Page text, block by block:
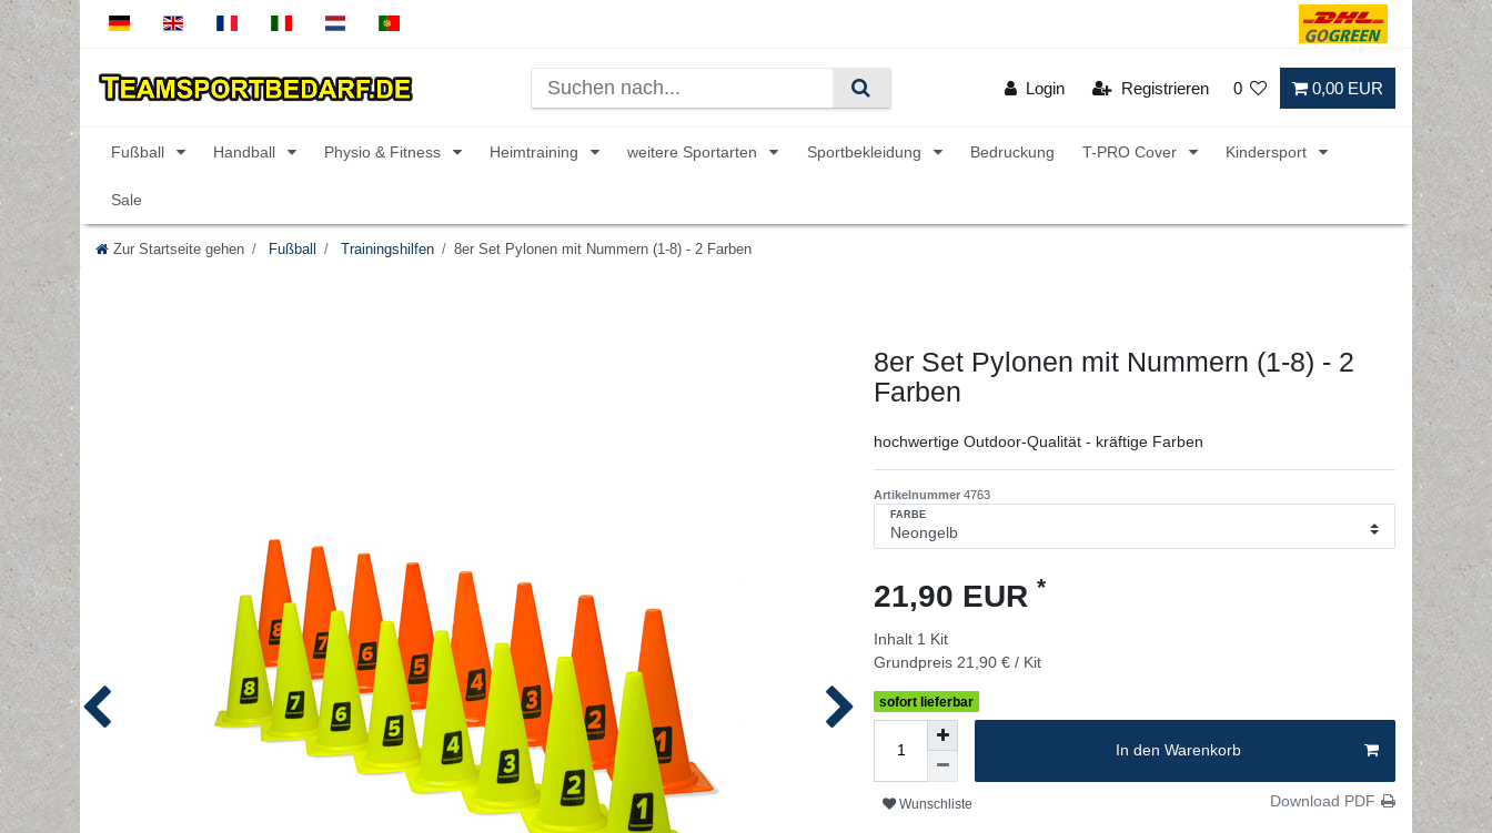
Login Registrieren 0 0,00 EUR
Fußball Handball Physio & Fitness Heimtraining weitere Sportarten Sportbekleidung Bedruckung T-PRO Cover Kindersport
Sale
Zur Startseite gehen Fußball Trainingshilfen 8er Set Pylonen mit Nummern (1-8) - 2 Farben
8er Set Pylonen mit Nummern (1-8) - 2
Farben
hochwertige Outdoor-Qualität - kräftige Farben
Artikelnummer 4763
FARBE
21,90 EUR *
Inhalt 1 Kit
Grundpreis 21,90 € / Kit
sofort lieferbar
In den Warenkorb
Wunschliste Download PDF